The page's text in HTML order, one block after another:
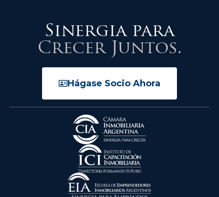
Sinergia para
Crecer Juntos.
Hágase Socio Ahora